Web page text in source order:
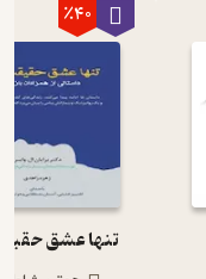
٪40
تنها عشق